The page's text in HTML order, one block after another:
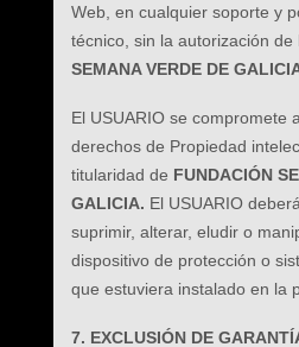
Web, en cualquier soporte y
técnico, sin la autorización de
SEMANA VERDE DE
El USUARIO se compromete
derechos de Propiedad
titularidad de FUNDACIÓN
GALICIA. El USUARIO
suprimir, alterar, eludir o
dispositivo de protección o
que estuviera instalado en la
7. EXCLUSIÓN DE